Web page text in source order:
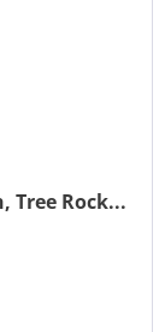
Tree Rock...